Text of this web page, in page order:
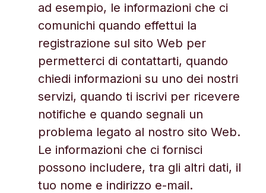
ad esempio, le informazioni che ci
comunichi quando effettui la
registrazione sul sito Web per
permetterci di contattarti, quando
chiedi informazioni su uno dei nostri
servizi, quando ti iscrivi per ricevere
notifiche e quando segnali un
problema legato al nostro sito Web.
Le informazioni che ci fornisci
possono includere, tra gli altri dati, il
tuo nome e indirizzo e-mail.